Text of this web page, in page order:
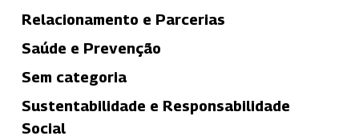
Relacionamento e Parcerias
Saúde e Prevenção
Sem categoria
Sustentabilidade e Responsabilidade
Social